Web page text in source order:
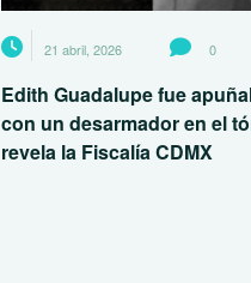
21 abril, 2026 0
Edith Guadalupe fue
con un desarmador en el
revela la Fiscalía CDMX